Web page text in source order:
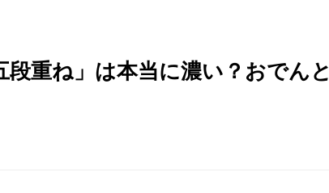
重ね」は本当に濃い？おでんと